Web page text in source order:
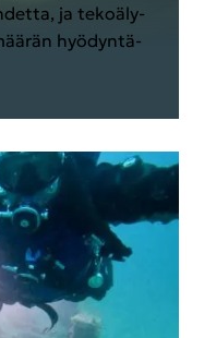
ja te­ko­ä­ly­
hyö­dyn­tä­